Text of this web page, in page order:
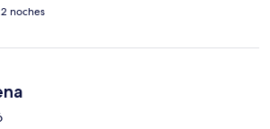
noches